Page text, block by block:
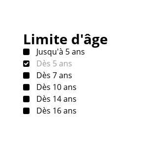
Limite d'âge
Jusqu'à 5 ans
Dès 5 ans
Dès 7 ans
Dès 10 ans
Dès 14 ans
Dès 16 ans